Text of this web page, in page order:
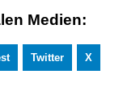
Medien:
Twitter X